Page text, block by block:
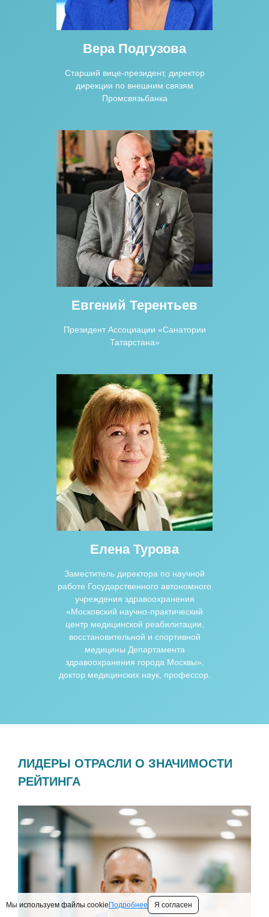
Вера Подгузова
Cтарший вице-президент, директор
дирекции по внешним связям
Промсвязьбанка
Евгений Терентьев
Президент Ассоциации «Санатории
Татарстана»
Елена Турова
Заместитель директора по научной
работе Государственного автономного
учреждения здравоохранения
«Московский научно-практический
центр медицинской реабилитации,
восстановительной и спортивной
медицины Департамента
здравоохранения города Москвы»,
доктор медицинских наук, профессор.
ЛИДЕРЫ ОТРАСЛИ О ЗНАЧИМОСТИ
РЕЙТИНГА
Мы используем файлы cookieПодробнее Я согласен